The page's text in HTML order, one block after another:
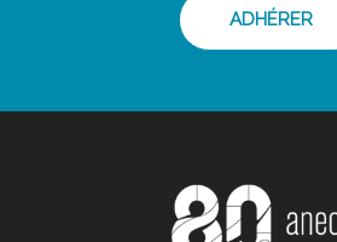
ADHÉRER